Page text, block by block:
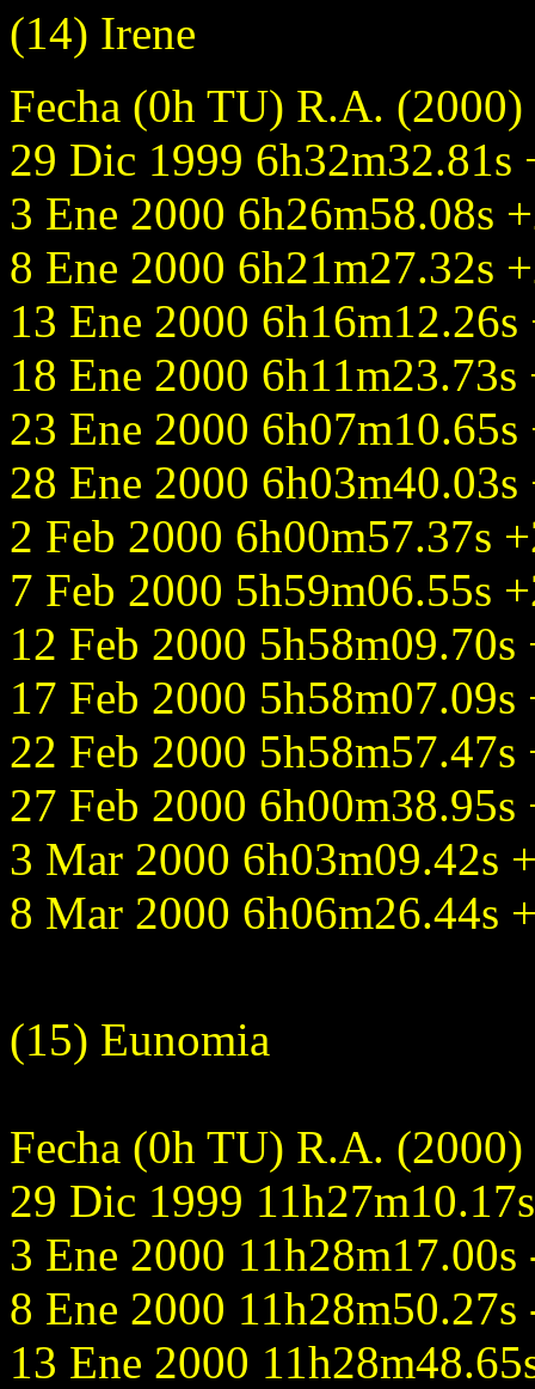
(14) Irene
Fecha (0h TU) R.A.
29 Dic 1999 6h32m32.81s
3 Ene 2000 6h26m58.08s
8 Ene 2000 6h21m27.32s
13 Ene 2000 6h16m12.26s
18 Ene 2000 6h11m23.73s
23 Ene 2000 6h07m10.65s
28 Ene 2000 6h03m40.03s
2 Feb 2000 6h00m57.37s
7 Feb 2000 5h59m06.55s
12 Feb 2000 5h58m09.70s
17 Feb 2000 5h58m07.09s
22 Feb 2000 5h58m57.47s
27 Feb 2000 6h00m38.95s
3 Mar 2000 6h03m09.42s
8 Mar 2000 6h06m26.44s
(15) Eunomia
Fecha (0h TU) R.A.
29 Dic 1999
3 Ene 2000 11h28m17.00s
8 Ene 2000 11h28m50.27s
13 Ene 2000